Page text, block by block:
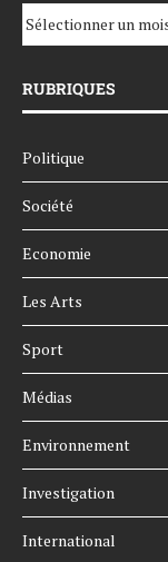
RUBRIQUES
Politique
Société
Economie
Les Arts
Sport
Médias
Environnement
Investigation
International